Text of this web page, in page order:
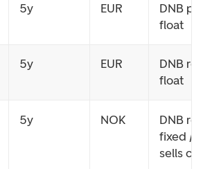
5y EUR
DNB
float
5y EUR
DNB
float
5y NOK
DNB
fixed /
sells